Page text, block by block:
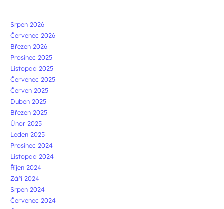
Srpen 2026
Červenec 2026
Březen 2026
Prosinec 2025
Listopad 2025
Červenec 2025
Červen 2025
Duben 2025
Březen 2025
Únor 2025
Leden 2025
Prosinec 2024
Listopad 2024
Říjen 2024
Září 2024
Srpen 2024
Červenec 2024